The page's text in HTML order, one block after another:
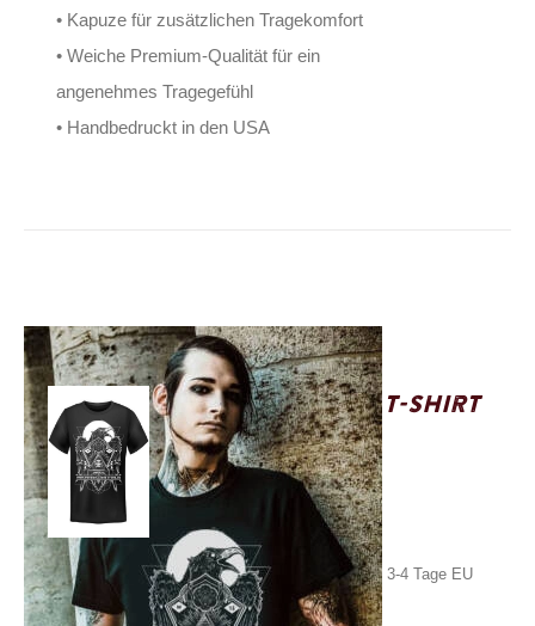
• Kapuze für zusätzlichen Tragekomfort
• Weiche Premium-Qualität für ein
angenehmes Tragegefühl
• Handbedruckt in den USA
Wonderland 13 T-Shirt
Mystic Raven
24,90€
zzgl.
Versand
Lieferzeit: ca. 1-2 Tage DE, ca. 3-4 Tage EU